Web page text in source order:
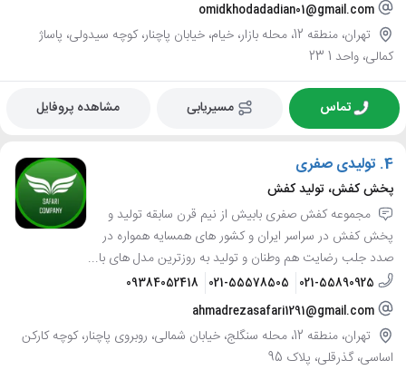
omidkhodadadian01@gmail.com
تهران، منطقه 12، محله بازار، خیام، خیابان پاچنار، کوچه سیدولی، پاساژ
کمالی، واحد 1 23
تماس مسیریابی مشاهده پروفایل
4. تولیدی صفری
پخش کفش، تولید کفش
مجموعه کفش صفری بابیش از نیم قرن سابقه تولید و
پخش کفش در سراسر ایران و کشور های همسایه همواره در
صدد جلب رضایت هم وطنان و تولید به روزترین مدل های با...
021-55890925
021-55578505
09384052418
ahmadrezasafari1291@gmail.com
تهران، منطقه 12، محله سنگلج، خیابان شمالی، روبروی پاچنار، کوچه کارکن
اساسی، گذرقلی، پلاک 95